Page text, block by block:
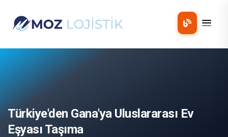
Mobil
Türkiye'den Gana'ya Uluslararası Ev
Eşyası Taşıma